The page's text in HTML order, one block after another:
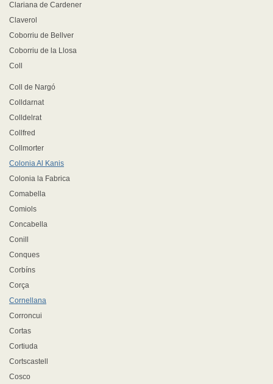
Clariana de Cardener
Claverol
Coborriu de Bellver
Coborriu de la Llosa
Coll
Coll de Nargó
Colldarnat
Colldelrat
Collfred
Collmorter
Colonia Al Kanis
Colonia la Fabrica
Comabella
Comiols
Concabella
Conill
Conques
Corbíns
Corça
Cornellana
Corroncui
Cortas
Cortiuda
Cortscastell
Cosco